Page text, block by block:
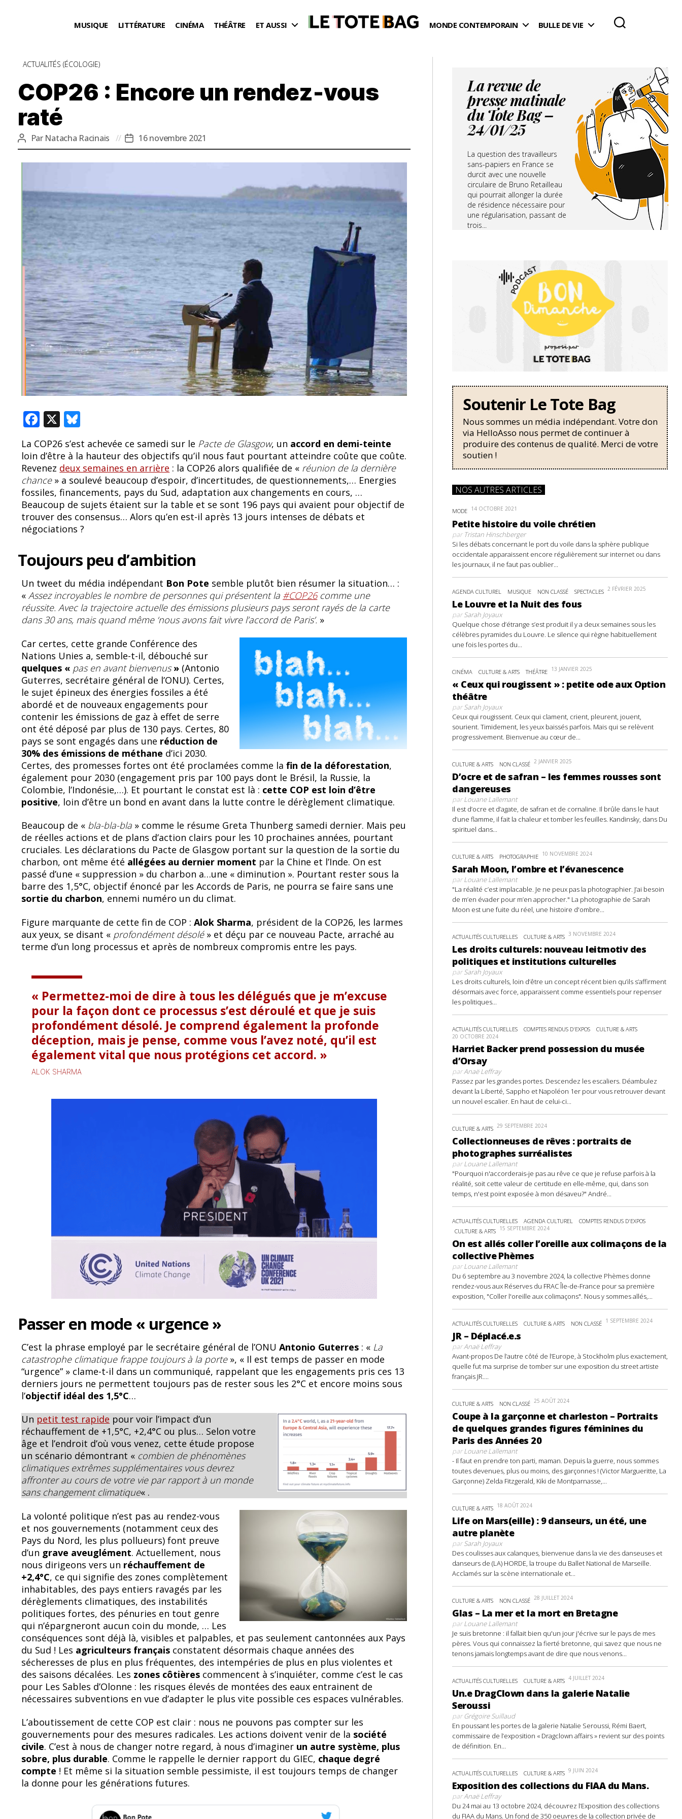
MUSIQUE LITTÉRATURE CINÉMA THÉÂTRE ET AUSSI MONDE CONTEMPORAIN BULLE DE VIE
Catégories
ACTUALITÉS (ÉCOLOGIE)
COP26 : Encore un rendez-vous
raté
Auteur
de
l’article
Par Natacha Racinais
Date
de
l’article
16 novembre 2021
F
ac
e
b
o
o
k
X
u
e
sk
y
La COP26 s’est achevée ce samedi sur le Pacte de Glasgow, un accord en demi-teinte
loin d’être à la hauteur des objectifs qu’il nous faut pourtant atteindre coûte que coûte.
Revenez deux semaines en arrière : la COP26 alors qualifiée de « réunion de la dernière
chance» a soulevé beaucoup d’espoir, d’incertitudes, de questionnements,… Energies
fossiles, financements, pays du Sud, adaptation aux changements en cours, …
Beaucoup de sujets étaient sur la table et se sont 196 pays qui avaient pour objectif de
trouver des consensus… Alors qu’en est-il après 13 jours intenses de débats et
négociations ?
Toujours peu d’ambition
Un tweet du média indépendant Bon Pote semble plutôt bien résumer la situation… :
«Assez incroyables le nombre de personnes qui présentent la #COP26comme une
réussite. Avec la trajectoire actuelle des émissions plusieurs pays seront rayés de la carte
dans 30 ans, mais quand même ‘nous avons fait vivre l’accord de Paris’. »
Car certes, cette grande Conférence des
Nations Unies a, semble-t-il, débouché sur
quelques « pas en avant bienvenus» (Antonio
Guterres, secrétaire général de l’ONU). Certes,
le sujet épineux des énergies fossiles a été
abordé et de nouveaux engagements pour
contenir les émissions de gaz à effet de serre
ont été déposé par plus de 130 pays. Certes, 80
pays se sont engagés dans une réduction de
30% des émissions de méthane d’ici 2030.
Certes, des promesses fortes ont été proclamées comme lafin de la déforestation,
également pour 2030 (engagement pris par 100 pays dont le Brésil, la Russie, la
Colombie, l’Indonésie,…). Et pourtant le constat est là : cette COP est loin d’être
positive, loin d’être un bond en avant dans la lutte contre le dérèglement climatique.
Beaucoup de « bla-bla-bla » comme le résume Greta Thunberg samedi dernier. Mais peu
de réelles actions et de plans d’action clairs pour les 10 prochaines années, pourtant
cruciales. Les déclarations du Pacte de Glasgow portant sur la question de la sortie du
charbon, ont même été allégées au dernier moment par la Chine et l’Inde. On est
passé d’une « suppression » du charbon a…une « diminution ». Pourtant rester sous la
barre des 1,5°C, objectif énoncé par les Accords de Paris, ne pourra se faire sans une
sortie du charbon, ennemi numéro un du climat.
Figure marquante de cette fin de COP :Alok Sharma, président de la COP26, les larmes
aux yeux, se disant « profondément désolé» et déçu par ce nouveau Pacte, arraché au
terme d’un long processus et après de nombreux compromis entre les pays.
Permettez-moi de dire à tous les délégués que je m’excuse
pour la façon dont ce processus s’est déroulé et que je suis
profondément désolé. Je comprend également la profonde
déception, mais je pense, comme vous l’avez noté, qu’il est
également vital que nous protégions cet accord.
ALOK SHARMA
Passer en mode « urgence »
C’est la phrase employé par le secrétaire général de l’ONUAntonio Guterres : « La
catastrophe climatique frappe toujours à la porte», « Il est temps de passer en mode
“urgence” » clame-t-il dans un communiqué, rappelant que les engagements pris ces 13
derniers jours ne permettent toujours pas de rester sous les 2°C et encore moins sous
l’objectif idéal des 1,5°C…
Un petit test rapide pour voir l’impact d’un
réchauffement de +1,5°C, +2,4°C ou plus… Selon votre
âge et l’endroit d’où vous venez, cette étude propose
un scénario démontrant « combien de phénomènes
climatiques extrêmes supplémentaires vous devrez
affronter au cours de votre vie par rapport à un monde
sans changement climatique« .
La volonté politique n’est pas au rendez-vous
et nos gouvernements (notamment ceux des
Pays du Nord, les plus pollueurs) font preuve
d’un grave aveuglément. Actuellement, nous
nous dirigeons vers un réchauffement de
+2,4°C, ce qui signifie des zones complètement
inhabitables, des pays entiers ravagés par les
dérèglements climatiques, des instabilités
politiques fortes, des pénuries en tout genre
qui n’épargneront aucun coin du monde, … Les
conséquences sont déjà là, visibles et palpables, et pas seulement cantonnées aux Pays
du Sud ! Les agriculteurs français constatent désormais chaque années des
sécheresses de plus en plus fréquentes, des intempéries de plus en plus violentes et
des saisons décalées. Les zones côtières commencent à s’inquiéter, comme c’est le cas
pour Les Sables d’Olonne : les risques élevés de montées des eaux entrainent de
nécessaires subventions en vue d’adapter le plus vite possible ces espaces vulnérables.
L’aboutissement de cette COP est clair : nous ne pouvons pas compter sur les
gouvernements pour des mesures radicales. Les actions doivent venir de la société
civile. C’est à nous de changer notre regard, à nous d’imaginer un autre système, plus
sobre, plus durable. Comme le rappelle le dernier rapport du GIEC, chaque degré
compte ! Et même si la situation semble pessimiste, il est toujours temps de changer
la donne pour les générations futures.
La revue de
presse matinale
du Tote Bag –
24/01/25
La question des travailleurs
sans-papiers en France se
durcit avec une nouvelle
circulaire de Bruno Retailleau
qui pourrait allonger la durée
de résidence nécessaire pour
une régularisation, passant de
trois...
Soutenir Le Tote Bag
Nous sommes un média indépendant. Votre don
via HelloAsso nous permet de continuer à
produire des contenus de qualité. Merci de votre
soutien !
NOS AUTRES ARTICLES
MODE 14 OCTOBRE 2021
Petite histoire du voile chrétien
parTristan Hinschberger
Si les débats concernant le port du voile dans la sphère publique
occidentale apparaissent encore régulièrement sur internet ou dans
les journaux, il ne faut pas oublier...
AGENDA CULTUREL MUSIQUE NON CLASSÉ SPECTACLES 2 FÉVRIER 2025
Le Louvre et la Nuit des fous
parSarah Joyaux
Quelque chose d’étrange s’est produit il y a deux semaines sous les
célèbres pyramides du Louvre. Le silence qui règne habituellement
une fois les portes du...
CINÉMA CULTURE & ARTS THÉÂTRE 13 JANVIER 2025
« Ceux qui rougissent » : petite ode aux Option
théâtre
parSarah Joyaux
Ceux qui rougissent. Ceux qui clament, crient, pleurent, jouent,
sourient. Timidement, les yeux baissés parfois. Mais qui se relèvent
progressivement. Bienvenue au cœur de...
CULTURE & ARTS NON CLASSÉ 2 JANVIER 2025
D’ocre et de safran – les femmes rousses sont
dangereuses
parLouane Lallemant
Il est d’ocre et d’agate, de safran et de cornaline. Il brûle dans le haut
d’une flamme, il fait la chaleur et tomber les feuilles. Kandinsky, dans Du
spirituel dans...
CULTURE & ARTS PHOTOGRAPHIE 10 NOVEMBRE 2024
Sarah Moon, l’ombre et l’évanescence
parLouane Lallemant
"La réalité c’est implacable. Je ne peux pas la photographier. J’ai besoin
de m’en évader pour m’en approcher." La photographie de Sarah
Moon est une fuite du réel, une histoire d'ombre...
ACTUALITÉS CULTURELLES CULTURE & ARTS 3 NOVEMBRE 2024
Les droits culturels: nouveau leitmotiv des
politiques et institutions culturelles
parSarah Joyaux
Les droits culturels, loin d’être un concept récent bien qu’ils s’affirment
désormais avec force, apparaissent comme essentiels pour repenser
les politiques...
ACTUALITÉS CULTURELLES COMPTES RENDUS D'EXPOS CULTURE & ARTS
20 OCTOBRE 2024
Harriet Backer prend possession du musée
d’Orsay
parAnaë Leffray
Passez par les grandes portes. Descendez les escaliers. Déambulez
devant la Liberté, Sappho et Napoléon 1er pour vous retrouver devant
un nouvel escalier. En haut de celui-ci...
CULTURE & ARTS 29 SEPTEMBRE 2024
Collectionneuses de rêves : portraits de
photographes surréalistes
parLouane Lallemant
"Pourquoi n'accorderais-je pas au rêve ce que je refuse parfois à la
réalité, soit cette valeur de certitude en elle-même, qui, dans son
temps, n'est point exposée à mon désaveu?" André...
ACTUALITÉS CULTURELLES AGENDA CULTUREL
COMPTES RENDUS D'EXPOS
CULTURE & ARTS 15 SEPTEMBRE 2024
On est allés coller l’oreille aux colimaçons de la
collective Phèmes
parLouane Lallemant
Du 6 septembre au 3 novembre 2024, la collective Phèmes donne
rendez-vous aux Réserves du FRAC Île-de-France pour sa première
exposition, "Coller l'oreille aux colimaçons". Nous y sommes allés,...
ACTUALITÉS CULTURELLES CULTURE & ARTS NON CLASSÉ 1 SEPTEMBRE 2024
JR – Déplacé.e.s
parAnaë Leffray
Avant-propos De l’autre côté de l’Europe, à Stockholm plus exactement,
quelle fut ma surprise de tomber sur une exposition du street artiste
français JR....
CULTURE & ARTS NON CLASSÉ 25 AOÛT 2024
Coupe à la garçonne et charleston – Portraits
de quelques grandes figures féminines du
Paris des Années 20
parLouane Lallemant
- Il faut en prendre ton parti, maman. Depuis la guerre, nous sommes
toutes devenues, plus ou moins, des garçonnes ! (Victor Margueritte, La
Garçonne) Zelda Fitzgerald, Kiki de Montparnasse,...
CULTURE & ARTS 18 AOÛT 2024
Life on Mars(eille) : 9 danseurs, un été, une
autre planète
parSarah Joyaux
Des coulisses aux calanques, bienvenue dans la vie des danseuses et
danseurs de (LA) HORDE, la troupe du Ballet National de Marseille.
Acclamés sur la scène internationale et...
CULTURE & ARTS NON CLASSÉ 28 JUILLET 2024
Glas – La mer et la mort en Bretagne
parLouane Lallemant
Je suis bretonne : il fallait bien qu'un jour j'écrive sur le pays de mes
pères. Vous qui connaissez la fierté bretonne, qui savez que nous ne
tenons jamais longtemps avant de dire que nous venons...
ACTUALITÉS CULTURELLES CULTURE & ARTS 4 JUILLET 2024
Un.e DragClown dans la galerie Natalie
Seroussi
parGrégoire Suillaud
En poussant les portes de la galerie Natalie Seroussi, Rémi Baert,
commissaire de l’exposition « Dragclown affairs » revient sur des points
de définition. En...
ACTUALITÉS CULTURELLES CULTURE & ARTS 9 JUIN 2024
Exposition des collections du FIAA du Mans.
parAnaë Leffray
Du 24 mai au 13 octobre 2024, découvrez l’Exposition des collections
du FIAA du Mans. Un fond de 350 oeuvres de la collection privée de